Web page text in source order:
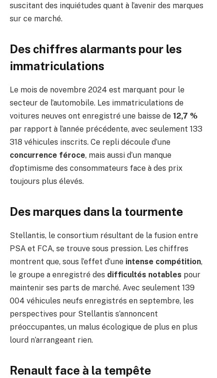
suscitant des inquiétudes quant à l’avenir des marques
sur ce marché.
Des chiffres alarmants pour les
immatriculations
Le mois de novembre 2024 est marquant pour le
secteur de l’automobile. Les immatriculations de
voitures neuves ont enregistré une baisse de 12,7 %
par rapport à l’année précédente, avec seulement 133
318 véhicules inscrits. Ce repli découle d’une
concurrence féroce, mais aussi d’un manque
d’optimisme des consommateurs face à des prix
toujours plus élevés.
Des marques dans la tourmente
Stellantis, le consortium résultant de la fusion entre
PSA et FCA, se trouve sous pression. Les chiffres
montrent que, sous l’effet d’une intense compétition,
le groupe a enregistré des difficultés notables pour
maintenir ses parts de marché. Avec seulement 139
004 véhicules neufs enregistrés en septembre, les
perspectives pour Stellantis s’annoncent
préoccupantes, un malus écologique de plus en plus
lourd n’arrangeant rien.
Renault face à la tempête